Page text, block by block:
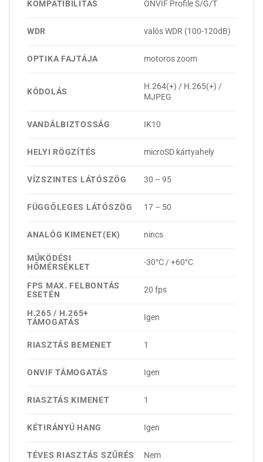
KOMPATIBILITÁS ONVIF Profile S/G/T
WDR valós WDR (100-120dB)
OPTIKA FAJTÁJA motoros zoom
KÓDOLÁS
H.264(+) / H.265(+) /
MJPEG
VANDÁLBIZTOSSÁG IK10
HELYI RÖGZÍTÉS microSD kártyahely
VÍZSZINTES LÁTÓSZÖG 30 – 95
FÜGGŐLEGES LÁTÓSZÖG 17 – 50
ANALÓG KIMENET(EK) nincs
MŰKÖDÉSI
HŐMÉRSÉKLET
-30°C / +60°C
FPS MAX. FELBONTÁS
ESETÉN
20 fps
H.265 / H.265+
TÁMOGATÁS
Igen
RIASZTÁS BEMENET 1
ONVIF TÁMOGATÁS Igen
RIASZTÁS KIMENET 1
KÉTIRÁNYÚ HANG Igen
TÉVES RIASZTÁS SZŰRÉS Nem